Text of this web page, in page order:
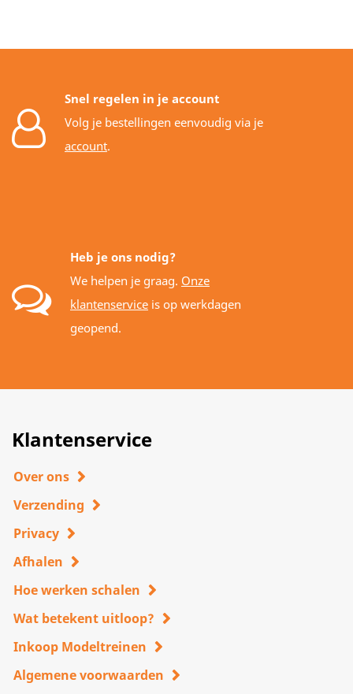
Snel regelen in je account
Volg je bestellingen eenvoudig via je
account.
Heb je ons nodig?
We helpen je graag. Onze
klantenservice is op werkdagen
geopend.
Klantenservice
Over ons
Verzending
Privacy
Afhalen
Hoe werken schalen
Wat betekent uitloop?
Inkoop Modeltreinen
Algemene voorwaarden